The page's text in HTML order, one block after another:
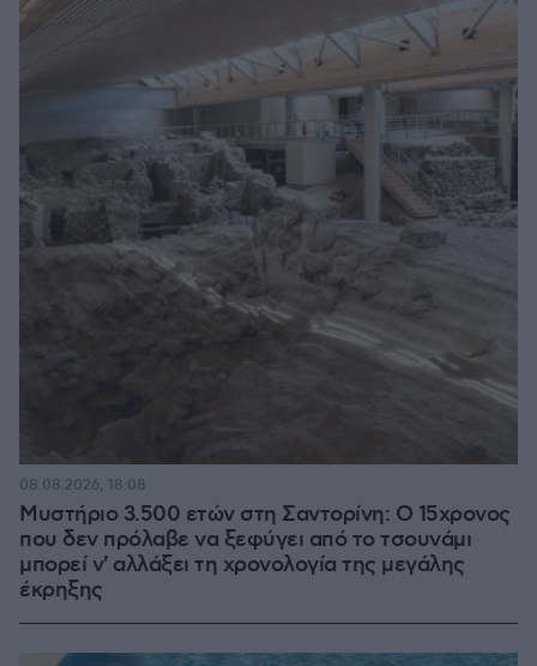
Μυστήριο 3.500 ετών στη Σαντορίνη: Ο 15χρονος
που δεν πρόλαβε να ξεφύγει από το τσουνάμι
μπορεί ν' αλλάξει τη χρονολογία της μεγάλης
έκρηξης
08.08.2026, 18:08